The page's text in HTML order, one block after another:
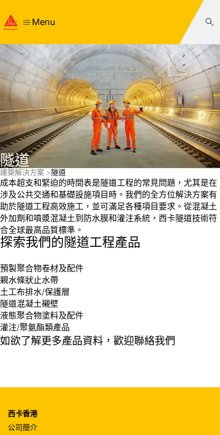
Menu
隧道
建築解決方案 隧道
成本超支和緊迫的時間表是隧道工程的常見問題，尤其是在
涉及公共交通和基礎設施項目時。我們的全方位解決方案有
助於隧道工程高效施工，並可滿足各種項目要求。從混凝土
外加劑和噴漿混凝土到防水膜和灌注系統，西卡隧道技術符
合全球最高品質標準。
探索我們的隧道工程產品
預製聚合物卷材及配件
親水條狀止水帶
土工布排水/保護層
隧道混凝土襯壁
液態聚合物塗料及配件
灌注/聚氨酯類產品
如欲了解更多產品資料，歡迎聯絡我們
西卡香港
公司簡介